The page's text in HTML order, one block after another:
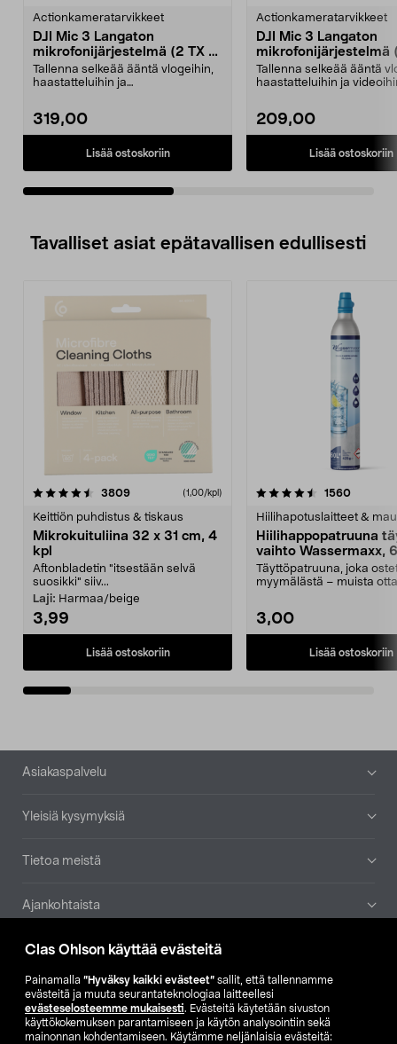
Clas Ohlson käyttää evästeitä
Painamalla ”Hyväksy kaikki evästeet” sallit, että tallennamme
evästeitä ja muuta seurantateknologiaa laitteellesi
evästeselosteemme mukaisesti. Evästeitä käytetään sivuston
käyttökokemuksen parantamiseen ja käytön analysointiin sekä
mainonnan kohdentamiseen. Käytämme neljänlaisia evästeitä:
Actionkameratarvikkeet
DJI Mic 3 Langaton
mikrofonijärjestelmä (2 TX +
1 RX + latauskotelo)
Tallenna selkeää ääntä vlogeihin,
haastatteluihin ja
319,00
Lisää ostoskoriin
Actionkameratarvikkeet
DJI Mic 3 Langaton
mikrofonijärjestelmä
RX)
Tallenna selkeää ääntä
haastatteluihin ja
209,00
Lisää ostoskoriin
Tavalliset asiat epätavallisen edullisesti
3809arvostelut (1,00/kpl)
Keittiön puhdistus & tiskaus
Mikrokuituliina 32 x 31 cm, 4
kpl
Aftonbladetin "itsestään selvä
suosikki" siiv...
Laji: Harmaa/beige
3,99
Lisää ostoskoriin
4.5viidestä
1560
Hiilihapotuslaitteet &
Hiilihappopatruuna
vaihto Wassermaxx,
Täyttöpatruuna, joka
myymälästä – muista
3,00
Lisää ostoskoriin
4.5viidestä
Alatunniste
Asiakaspalvelu
Yleisiä kysymyksiä
Tietoa meistä
Ajankohtaista
Muut yrityksemme
Etsi myymälä
SE NO FI